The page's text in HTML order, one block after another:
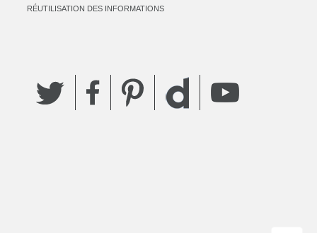
RÉUTILISATION DES INFORMATIONS